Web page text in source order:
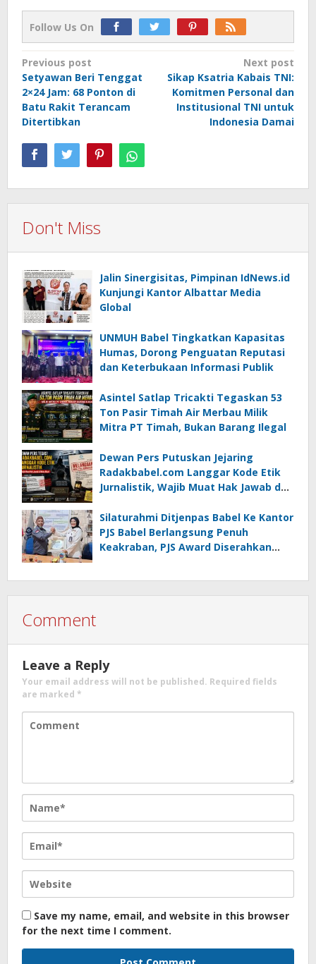
Follow Us On
Post
navigation
Previous post
Setyawan Beri Tenggat
2×24 Jam: 68 Ponton di
Batu Rakit Terancam
Ditertibkan
Next post
Sikap Ksatria Kabais TNI:
Komitmen Personal dan
Institusional TNI untuk
Indonesia Damai
Don't Miss
Jalin Sinergisitas, Pimpinan IdNews.id
Kunjungi Kantor Albattar Media
Global
UNMUH Babel Tingkatkan Kapasitas
Humas, Dorong Penguatan Reputasi
dan Keterbukaan Informasi Publik
Asintel Satlap Tricakti Tegaskan 53
Ton Pasir Timah Air Merbau Milik
Mitra PT Timah, Bukan Barang Ilegal
Dewan Pers Putuskan Jejaring
Radakbabel.com Langgar Kode Etik
Jurnalistik, Wajib Muat Hak Jawab dan
Silaturahmi Ditjenpas Babel Ke Kantor
PJS Babel Berlangsung Penuh
Keakraban, PJS Award Diserahkan
Comment
Leave a Reply
Your email address will not be published. Required fields
are marked *
Save my name, email, and website in this browser
for the next time I comment.